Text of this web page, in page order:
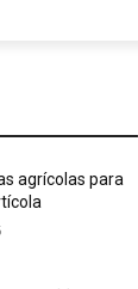
agrícolas para